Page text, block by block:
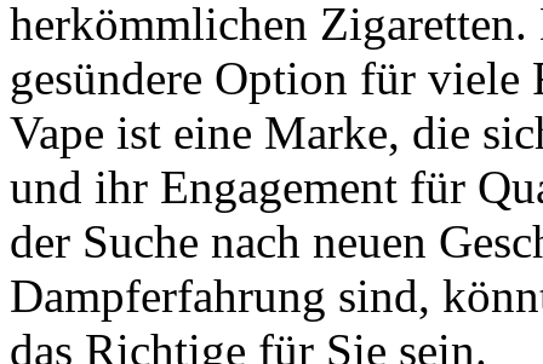
herkömmlichen
gesündere Option für viele
Vape ist eine Marke, die
und ihr Engagement für
der Suche nach neuen
Dampferfahrung sind,
das Richtige für Sie sein.